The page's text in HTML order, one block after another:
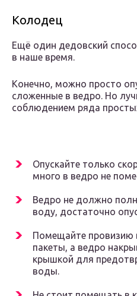
Колодец
Ещё один дедовский
в наше время.
Конечно, можно просто
сложенные в ведро. Но
соблюдением ряда
Опускайте только
много в ведро не
Ведро не должно
воду, достаточно
Помещайте провизию
пакеты, а ведро
крышкой для
воды.